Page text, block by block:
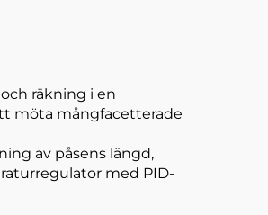
räkning i en
möta mångfacetterade
av påsens längd,
med PID-